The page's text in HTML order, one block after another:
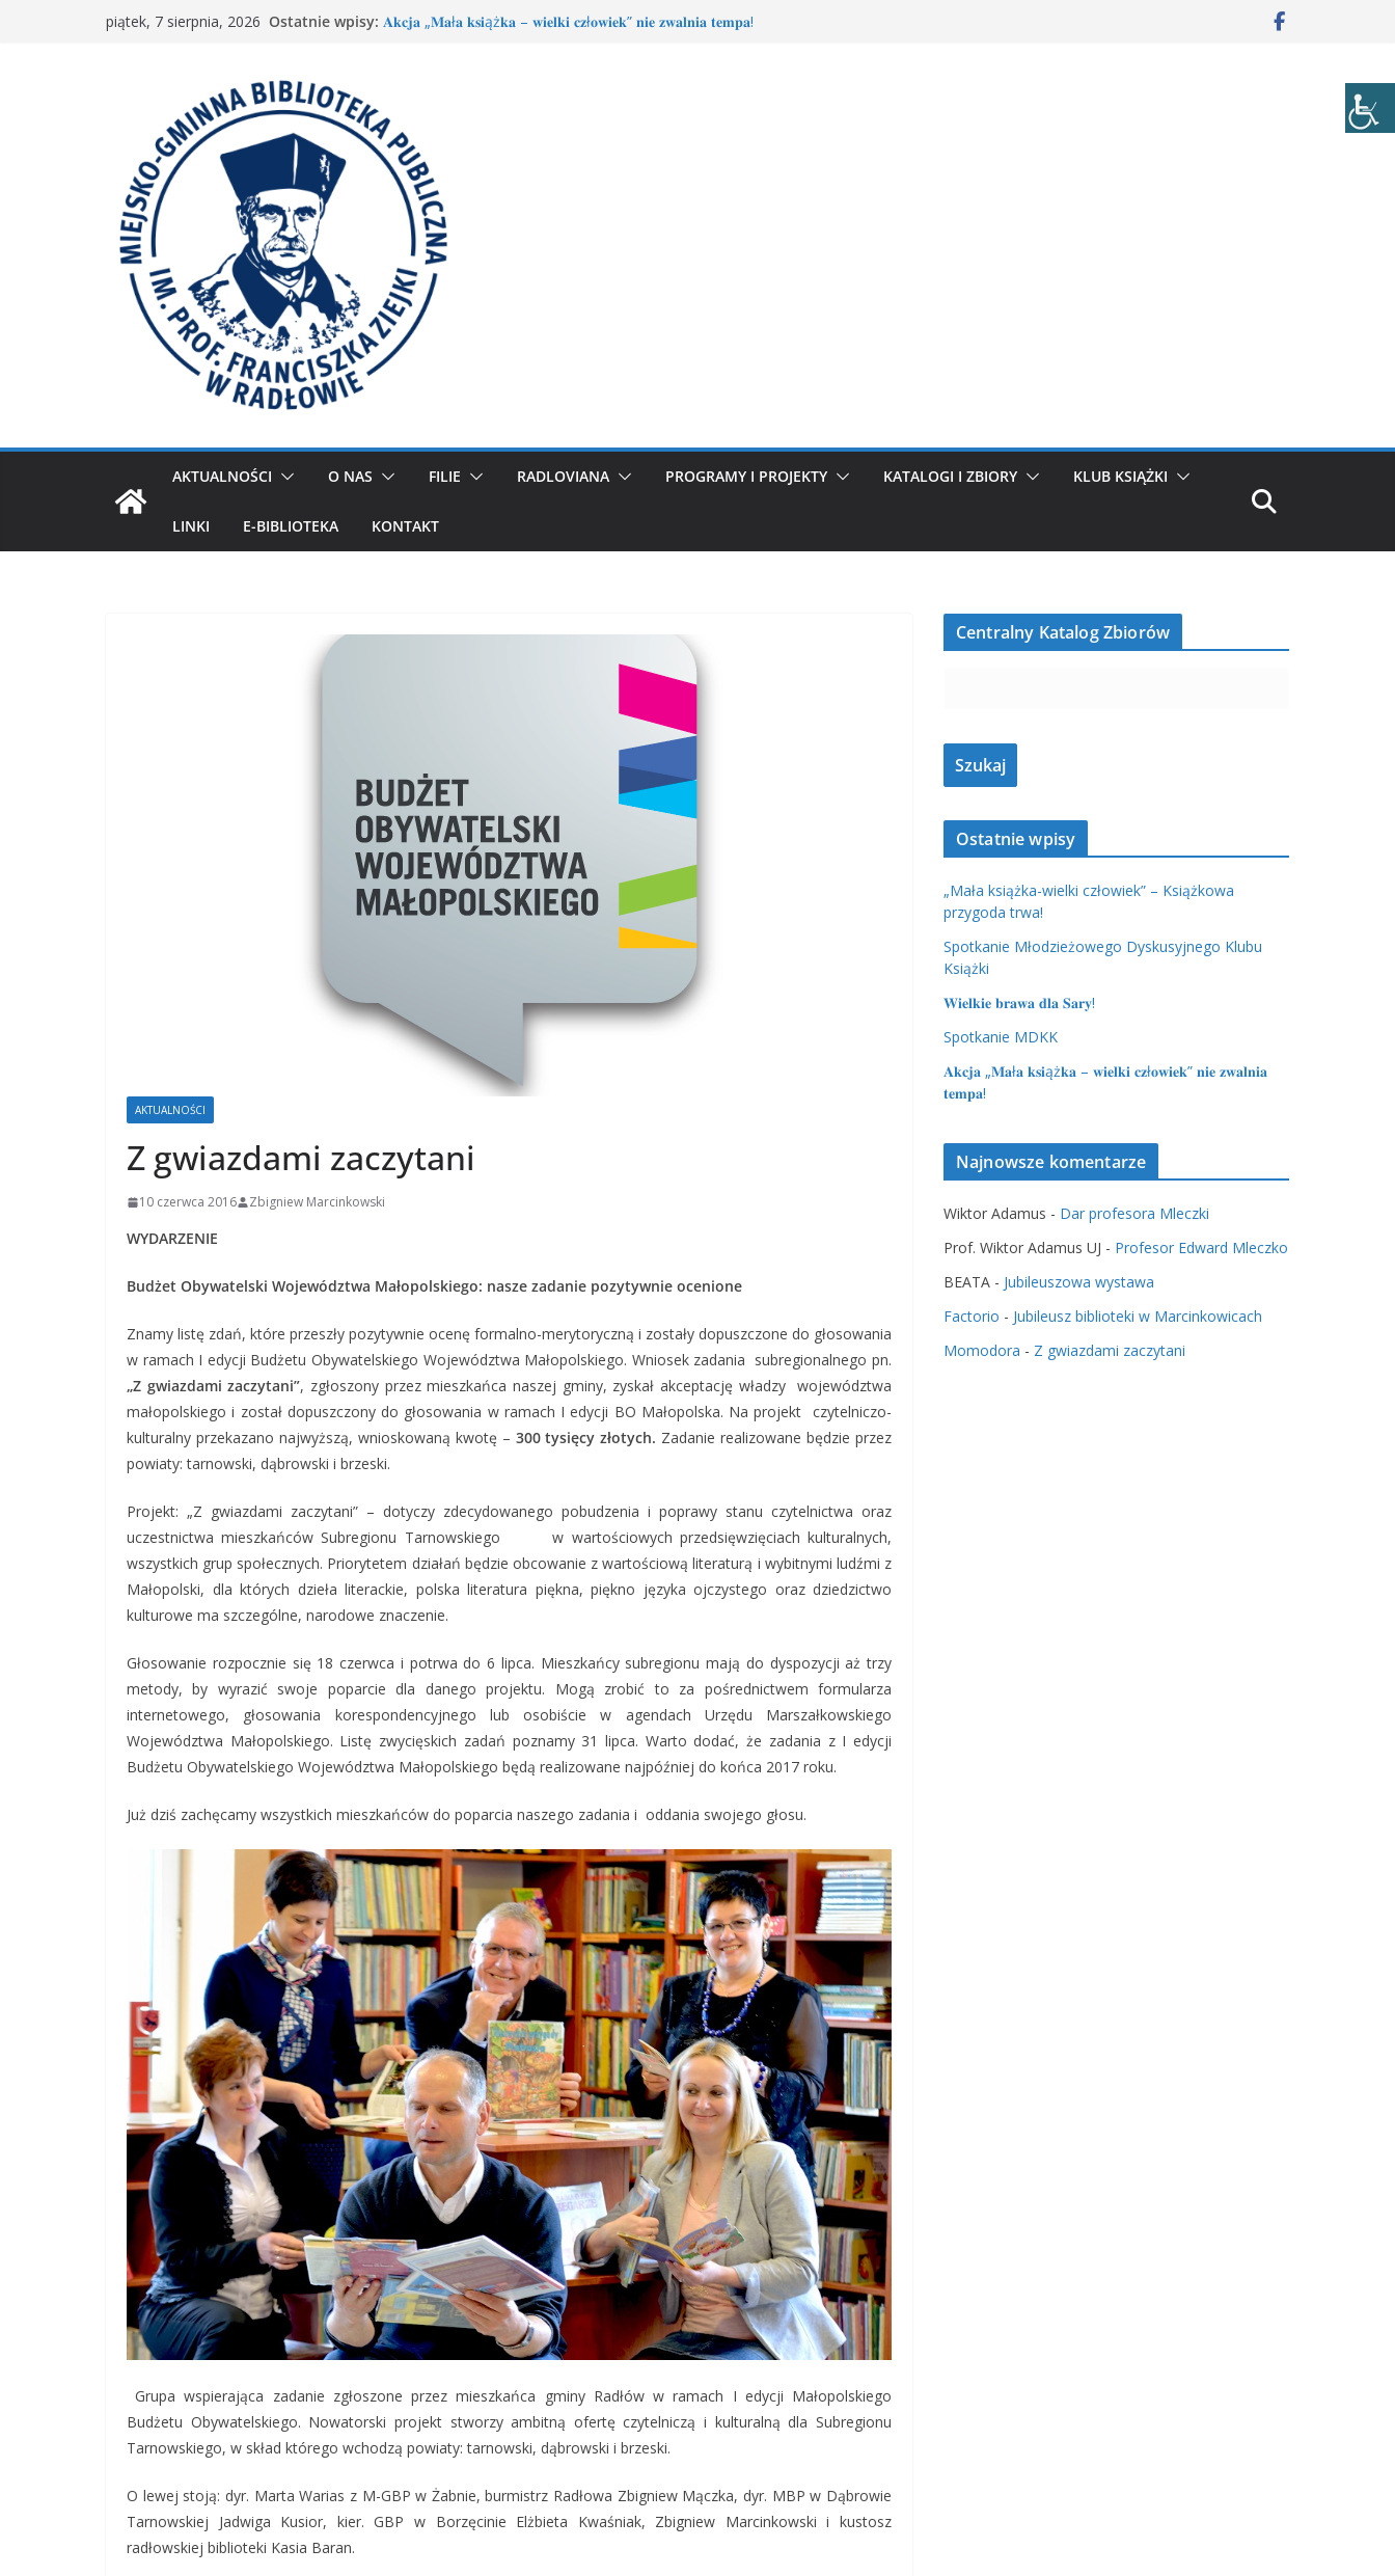
piątek, 7 sierpnia, 2026 Ostatnie wpisy: 𝐀𝐤𝐜𝐣𝐚 „𝐌𝐚ł𝐚 𝐤𝐬𝐢ąż𝐤𝐚 – 𝐰𝐢𝐞𝐥𝐤𝐢 𝐜𝐳ł𝐨𝐰𝐢𝐞𝐤” 𝐧𝐢𝐞 𝐳𝐰𝐚𝐥𝐧𝐢𝐚 𝐭𝐞𝐦𝐩𝐚!
AKTUALNOŚCI O NAS FILIE RADLOVIANA PROGRAMY I PROJEKTY KATALOGI I ZBIORY KLUB KSIĄŻKI
LINKI E-BIBLIOTEKA KONTAKT
AKTUALNOŚCI
Z gwiazdami zaczytani
10 czerwca 2016 Zbigniew Marcinkowski
WYDARZENIE
Budżet Obywatelski Województwa Małopolskiego: nasze zadanie pozytywnie ocenione
Znamy listę zdań, które przeszły pozytywnie ocenę formalno-merytoryczną i zostały dopuszczone do głosowania
w ramach I edycji Budżetu Obywatelskiego Województwa Małopolskiego. Wniosek zadania subregionalnego pn.
„Z gwiazdami zaczytani”, zgłoszony przez mieszkańca naszej gminy, zyskał akceptację władzy województwa
małopolskiego i został dopuszczony do głosowania w ramach I edycji BO Małopolska. Na projekt czytelniczo-
kulturalny przekazano najwyższą, wnioskowaną kwotę – 300 tysięcy złotych. Zadanie realizowane będzie przez
powiaty: tarnowski, dąbrowski i brzeski.
Projekt: „Z gwiazdami zaczytani” – dotyczy zdecydowanego pobudzenia i poprawy stanu czytelnictwa oraz
uczestnictwa mieszkańców Subregionu Tarnowskiego w wartościowych przedsięwzięciach kulturalnych,
wszystkich grup społecznych. Priorytetem działań będzie obcowanie z wartościową literaturą i wybitnymi ludźmi z
Małopolski, dla których dzieła literackie, polska literatura piękna, piękno języka ojczystego oraz dziedzictwo
kulturowe ma szczególne, narodowe znaczenie.
Głosowanie rozpocznie się 18 czerwca i potrwa do 6 lipca. Mieszkańcy subregionu mają do dyspozycji aż trzy
metody, by wyrazić swoje poparcie dla danego projektu. Mogą zrobić to za pośrednictwem formularza
internetowego, głosowania korespondencyjnego lub osobiście w agendach Urzędu Marszałkowskiego
Województwa Małopolskiego. Listę zwycięskich zadań poznamy 31 lipca. Warto dodać, że zadania z I edycji
Budżetu Obywatelskiego Województwa Małopolskiego będą realizowane najpóźniej do końca 2017 roku.
Już dziś zachęcamy wszystkich mieszkańców do poparcia naszego zadania i oddania swojego głosu.
Grupa wspierająca zadanie zgłoszone przez mieszkańca gminy Radłów w ramach I edycji Małopolskiego
Budżetu Obywatelskiego. Nowatorski projekt stworzy ambitną ofertę czytelniczą i kulturalną dla Subregionu
Tarnowskiego, w skład którego wchodzą powiaty: tarnowski, dąbrowski i brzeski.
O lewej stoją: dyr. Marta Warias z M-GBP w Żabnie, burmistrz Radłowa Zbigniew Mączka, dyr. MBP w Dąbrowie
Tarnowskiej Jadwiga Kusior, kier. GBP w Borzęcinie Elżbieta Kwaśniak, Zbigniew Marcinkowski i kustosz
radłowskiej biblioteki Kasia Baran.
Centralny Katalog Zbiorów
Ostatnie wpisy
„Mała książka-wielki człowiek” – Książkowa
przygoda trwa!
Spotkanie Młodzieżowego Dyskusyjnego Klubu
Książki
𝐖𝐢𝐞𝐥𝐤𝐢𝐞 𝐛𝐫𝐚𝐰𝐚 𝐝𝐥𝐚 𝐒𝐚𝐫𝐲!
Spotkanie MDKK
𝐀𝐤𝐜𝐣𝐚 „𝐌𝐚ł𝐚 𝐤𝐬𝐢ąż𝐤𝐚 – 𝐰𝐢𝐞𝐥𝐤𝐢 𝐜𝐳ł𝐨𝐰𝐢𝐞𝐤” 𝐧𝐢𝐞 𝐳𝐰𝐚𝐥𝐧𝐢𝐚
𝐭𝐞𝐦𝐩𝐚!
Najnowsze komentarze
Wiktor Adamus - Dar profesora Mleczki
Prof. Wiktor Adamus UJ - Profesor Edward Mleczko
BEATA - Jubileuszowa wystawa
Factorio - Jubileusz biblioteki w Marcinkowicach
Momodora - Z gwiazdami zaczytani